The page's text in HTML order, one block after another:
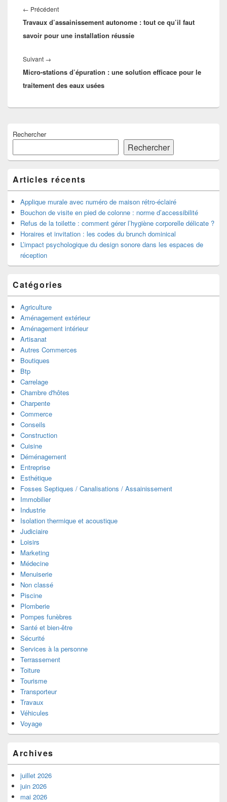
de
l’article
← PrécédentArticle
précédent :
Travaux d’assainissement autonome : tout ce qu’il faut
savoir pour une installation réussie
Suivant →
suivant :
Micro-stations d’épuration : une solution efficace pour le
traitement des eaux usées
principale
widget
pour
barre
latérale
Rechercher
Rechercher
Articles récents
Applique murale avec numéro de maison rétro-éclairé
Bouchon de visite en pied de colonne : norme d’accessibilité
Refus de la toilette : comment gérer l’hygiène corporelle délicate ?
Horaires et invitation : les codes du brunch dominical
L’impact psychologique du design sonore dans les espaces de
réception
Catégories
Agriculture
Aménagement extérieur
Aménagement intérieur
Artisanat
Autres Commerces
Boutiques
Btp
Carrelage
Chambre d'hôtes
Charpente
Commerce
Conseils
Construction
Cuisine
Déménagement
Entreprise
Esthétique
Fosses Septiques / Canalisations / Assainissement
Immobilier
Industrie
Isolation thermique et acoustique
Judiciaire
Loisirs
Marketing
Médecine
Menuiserie
Non classé
Piscine
Plomberie
Pompes funèbres
Santé et bien-être
Sécurité
Services à la personne
Terrassement
Toiture
Tourisme
Transporteur
Travaux
Véhicules
Voyage
Archives
juillet 2026
juin 2026
mai 2026